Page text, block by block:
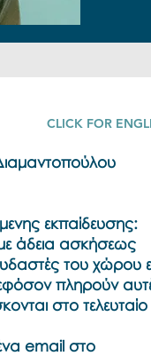
εκπαίδευσης:
άδεια ασκήσεως
του χώρου
πληρούν
στο τελευταίο
email στο
CLICK FOR